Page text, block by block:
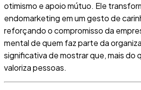
otimismo e apoio mútuo. Ele
endomarketing em um gesto de
reforçando o compromisso da
mental de quem faz parte da
significativa de mostrar que, mais do
valoriza pessoas.